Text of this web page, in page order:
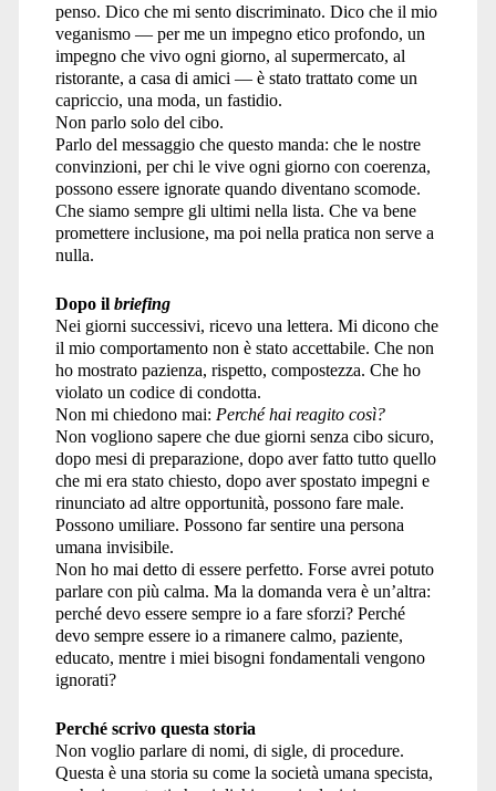
penso. Dico che mi sento discriminato. Dico che il mio
veganismo — per me un impegno etico profondo, un
impegno che vivo ogni giorno, al supermercato, al
ristorante, a casa di amici — è stato trattato come un
capriccio, una moda, un fastidio.
Non parlo solo del cibo.
Parlo del messaggio che questo manda: che le nostre
convinzioni, per chi le vive ogni giorno con coerenza,
possono essere ignorate quando diventano scomode.
Che siamo sempre gli ultimi nella lista. Che va bene
promettere inclusione, ma poi nella pratica non serve a
nulla.
Dopo il briefing
Nei giorni successivi, ricevo una lettera. Mi dicono che
il mio comportamento non è stato accettabile. Che non
ho mostrato pazienza, rispetto, compostezza. Che ho
violato un codice di condotta.
Non mi chiedono mai: Perché hai reagito così?
Non vogliono sapere che due giorni senza cibo sicuro,
dopo mesi di preparazione, dopo aver fatto tutto quello
che mi era stato chiesto, dopo aver spostato impegni e
rinunciato ad altre opportunità, possono fare male.
Possono umiliare. Possono far sentire una persona
umana invisibile.
Non ho mai detto di essere perfetto. Forse avrei potuto
parlare con più calma. Ma la domanda vera è un’altra:
perché devo essere sempre io a fare sforzi? Perché
devo sempre essere io a rimanere calmo, paziente,
educato, mentre i miei bisogni fondamentali vengono
ignorati?
Perché scrivo questa storia
Non voglio parlare di nomi, di sigle, di procedure.
Questa è una storia su come la società umana specista,